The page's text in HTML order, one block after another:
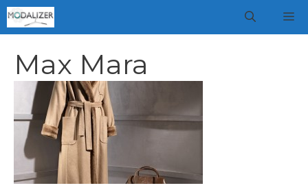
Vai
al
Max Mara